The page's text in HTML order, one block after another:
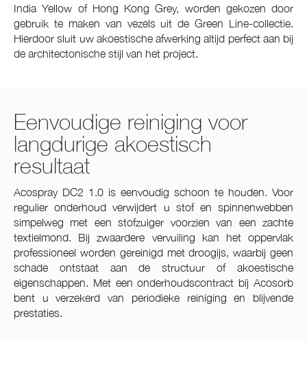
India Yellow of Hong Kong Grey, worden gekozen door
gebruik te maken van vezels uit de Green Line-collectie.
Hierdoor sluit uw akoestische afwerking altijd perfect aan bij
de architectonische stijl van het project.
Eenvoudige reiniging voor
langdurige akoestisch
resultaat
Acospray DC2 1.0 is eenvoudig schoon te houden. Voor
regulier onderhoud verwijdert u stof en spinnenwebben
simpelweg met een stofzuiger voorzien van een zachte
textielmond. Bij zwaardere vervuiling kan het oppervlak
professioneel worden gereinigd met droogijs, waarbij geen
schade ontstaat aan de structuur of akoestische
eigenschappen. Met een onderhoudscontract bij Acosorb
bent u verzekerd van periodieke reiniging en blijvende
prestaties.